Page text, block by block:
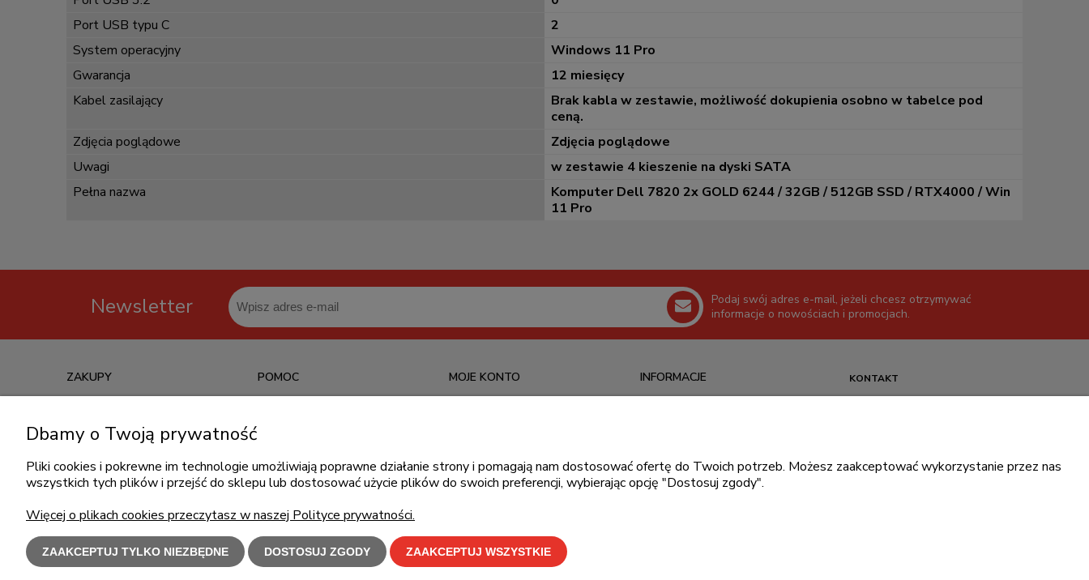
Port USB typu C
2
System operacyjny
Windows 11 Pro
Gwarancja
12 miesięcy
Kabel zasilający
Brak kabla w zestawie, możliwość dokupienia osobno w tabelce pod
ceną.
Zdjęcia poglądowe
Zdjęcia poglądowe
Uwagi
w zestawie 4 kieszenie na dyski SATA
Pełna nazwa
Komputer Dell 7820 2x GOLD 6244 / 32GB / 512GB SSD / RTX4000 / Win
11 Pro
Newsletter
Podaj swój adres e-mail, jeżeli chcesz otrzymywać
informacje o nowościach i promocjach.
KONTAKT
ZAKUPY
Informacje o leasingu
Koszt dostawy
POMOC
Regulamin zakupów
MOJE KONTO
Przechowalnia
INFORMACJE
Użytkowanie sklepu oznacza zgodę na wykorzystywanie plików cookies. Szczegółowe informacje w
Dbamy o Twoją prywatność
Pliki cookies i pokrewne im technologie umożliwiają poprawne działanie strony i pomagają nam dostosować ofertę do Twoich potrzeb. Możesz zaakceptować wykorzystanie przez nas
wszystkich tych plików i przejść do sklepu lub dostosować użycie plików do swoich preferencji, wybierając opcję "Dostosuj zgody".
Więcej o plikach cookies przeczytasz w naszej Polityce prywatności.
ZAAKCEPTUJ TYLKO NIEZBĘDNE DOSTOSUJ ZGODY ZAAKCEPTUJ WSZYSTKIE